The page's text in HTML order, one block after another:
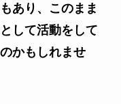
あり、このまま
して活動をして
かもしれませ